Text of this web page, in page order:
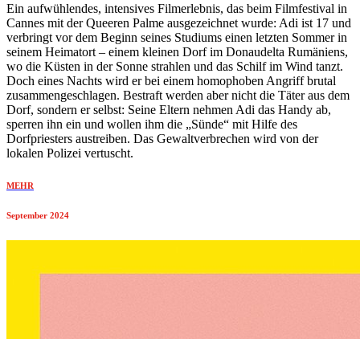
Ein aufwühlendes, intensives Filmerlebnis, das beim Filmfestival in
Cannes mit der Queeren Palme ausgezeichnet wurde: Adi ist 17 und
verbringt vor dem Beginn seines Studiums einen letzten Sommer in
seinem Heimatort – einem kleinen Dorf im Donaudelta Rumäniens,
wo die Küsten in der Sonne strahlen und das Schilf im Wind tanzt.
Doch eines Nachts wird er bei einem homophoben Angriff brutal
zusammengeschlagen. Bestraft werden aber nicht die Täter aus dem
Dorf, sondern er selbst: Seine Eltern nehmen Adi das Handy ab,
sperren ihn ein und wollen ihm die „Sünde“ mit Hilfe des
Dorfpriesters austreiben. Das Gewaltverbrechen wird von der
lokalen Polizei vertuscht.
MEHR
September 2024